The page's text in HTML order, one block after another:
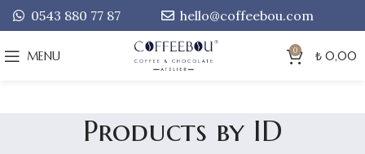
0543 880 77 87 hello@coffeebou.com
MENU 0 ₺ 0,00
Products by ID